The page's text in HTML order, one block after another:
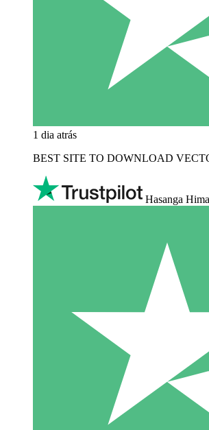
1 dia atrás
BEST SITE TO DOWNLOAD
Hasanga